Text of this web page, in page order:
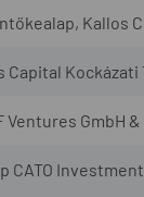
Kallos
Capital
GmbH &
CATO